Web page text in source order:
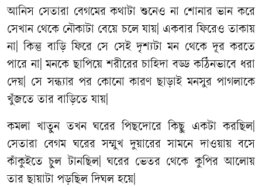
আনিস সেতারা বেগমের কথাটা শুনেও না শোনার ভান করে
সেখান থেকে নৌকাটা বেয়ে চলে যায়| একবার ফিরেও তাকায়
না |কিন্তু বাড়ি ফিরে সে সেই দৃশ্যটা মন থেকে দূর করতে
পারে না|মনকে ছাপিয়ে শরীরের চাহিদা বড্ড কঠিনভাবে ধরা
দেয়| সে সন্ধ্যার পর কোনো কারণ ছাড়াই মনসুর পাগলাকে
খুঁজতে তার বাড়িতে যায়|
কমলা খাতুন তখন ঘরের পিছদোরে কিছু একটা করছিল|
সেতারা বেগম ঘরের সম্মুখ দুয়ারের সামনে দাওয়ায় বসে
কাঁকুইতে চুল টানছিল|ঘরের ভেতর থেকে কুপির আলোয়
তার ছায়াটা পড়ছিল দিঘল হয়ে|